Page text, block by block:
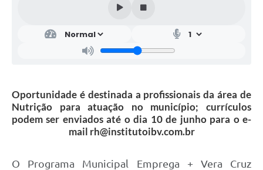
Oportunidade é destinada a profissionais da área de
Nutrição para atuação no município; currículos
podem ser enviados até o dia 10 de junho para o e-
mail rh@institutoibv.com.br
O Programa Municipal Emprega + Vera Cruz